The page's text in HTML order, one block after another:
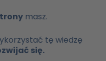
masz.
tę wiedzę
się.